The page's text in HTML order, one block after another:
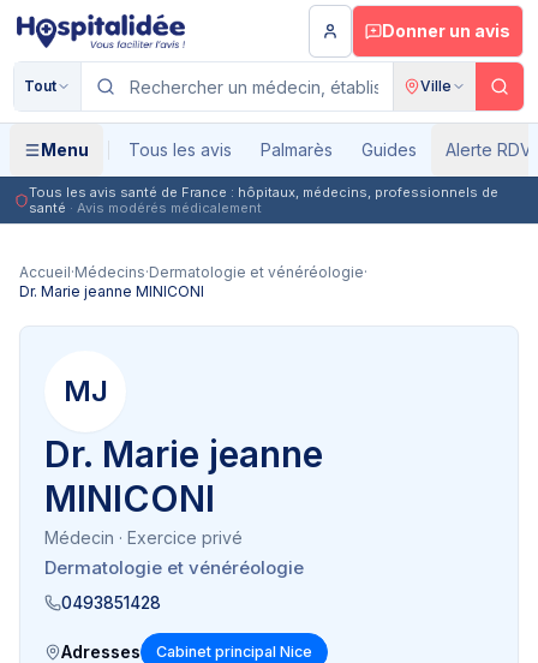
Aller au contenu principal
Donner un avis
Tout Ville
Menu Tous les avis Palmarès Guides Alerte RDV
Tous les avis santé de France : hôpitaux, médecins, professionnels de
santé · Avis modérés médicalement
Accueil·Médecins·Dermatologie et vénéréologie·
Dr. Marie jeanne MINICONI
MJ
Dr. Marie jeanne
MINICONI
Médecin · Exercice privé
Dermatologie et vénéréologie
0493851428
Adresses Cabinet principal Nice